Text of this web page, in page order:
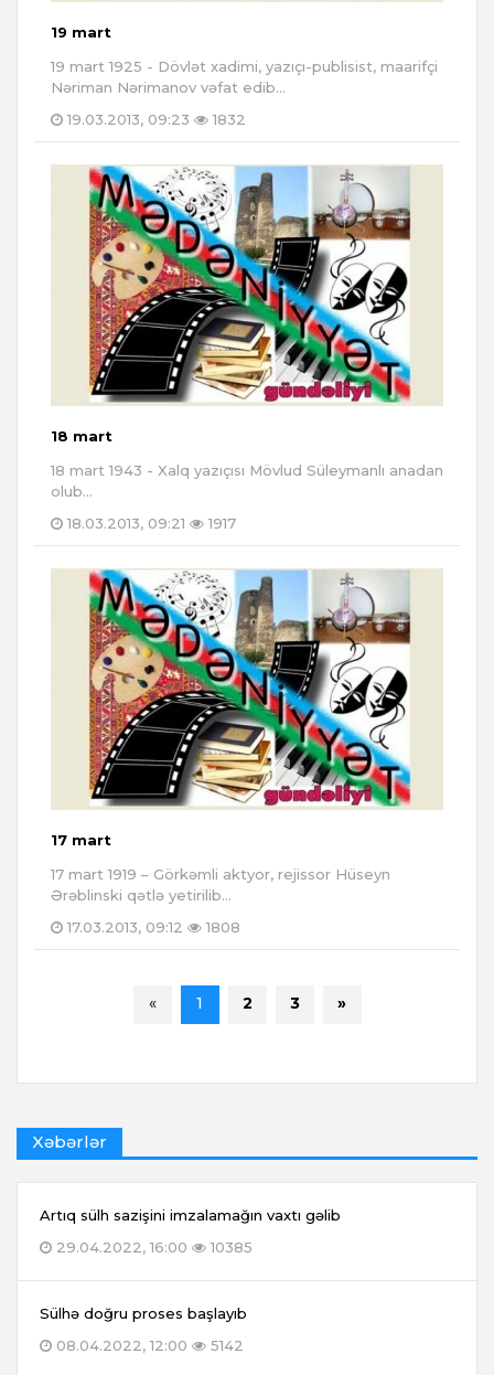
19 mart
19 mart 1925 - Dövlət xadimi, yazıçı-publisist, maarifçi
Nəriman Nərimanov vəfat edib...
19.03.2013, 09:23
1832
18 mart
18 mart 1943 - Xalq yazıçısı Mövlud Süleymanlı anadan
olub...
18.03.2013, 09:21
1917
17 mart
17 mart 1919 – Görkəmli aktyor, rejissor Hüseyn
Ərəblinski qətlə yetirilib...
17.03.2013, 09:12
1808
« 1 2 3 »
Xəbərlər
Artıq sülh sazişini imzalamağın vaxtı gəlib
29.04.2022, 16:00
10385
Sülhə doğru proses başlayıb
08.04.2022, 12:00
5142